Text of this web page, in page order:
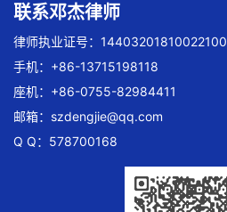
联系邓杰律师
律师执业证号：14403201810022100
手机：+86-13715198118
座机：+86-0755-82984411
邮箱： szdengjie@qq.com
Q Q：578700168